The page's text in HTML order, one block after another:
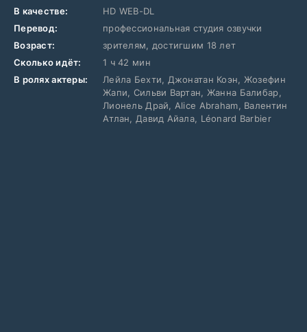
В качестве:
HD WEB-DL
Перевод:
профессиональная студия озвучки
Возраст:
зрителям, достигшим 18 лет
Сколько идёт:
1 ч 42 мин
В ролях актеры:
Лейла Бехти, Джонатан Коэн, Жозефин
Жапи, Сильви Вартан, Жанна Балибар,
Лионель Драй, Alice Abraham, Валентин
Атлан, Давид Айала, Léonard Barbier